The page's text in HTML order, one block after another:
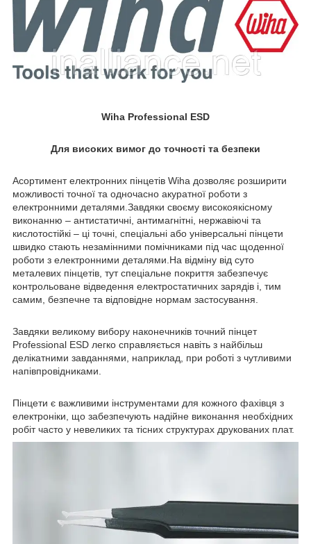
Wiha Professional ESD
Для високих вимог до точності та безпеки
Асортимент електронних пінцетів Wiha дозволяє розширити
можливості точної та одночасно акуратної роботи з
електронними деталями.Завдяки своєму високоякісному
виконанню – антистатичні, антимагнітні, нержавіючі та
кислотостійкі – ці точні, спеціальні або універсальні пінцети
швидко стають незамінними помічниками під час щоденної
роботи з електронними деталями.На відміну від суто
металевих пінцетів, тут спеціальне покриття забезпечує
контрольоване відведення електростатичних зарядів і, тим
самим, безпечне та відповідне нормам застосування.
Завдяки великому вибору наконечників точний пінцет
Professional ESD легко справляється навіть з найбільш
делікатними завданнями, наприклад, при роботі з чутливими
напівпровідниками.
Пінцети є важливими інструментами для кожного фахівця з
електроніки, що забезпечують надійне виконання необхідних
робіт часто у невеликих та тісних структурах друкованих плат.